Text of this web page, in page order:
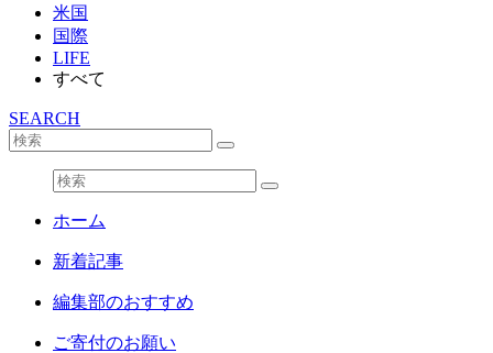
米国
国際
LIFE
すべて
SEARCH
ホーム
新着記事
編集部のおすすめ
ご寄付のお願い